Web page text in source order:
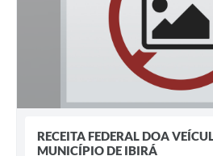
RECEITA FEDERAL DOA
MUNICÍPIO DE IBIRÁ